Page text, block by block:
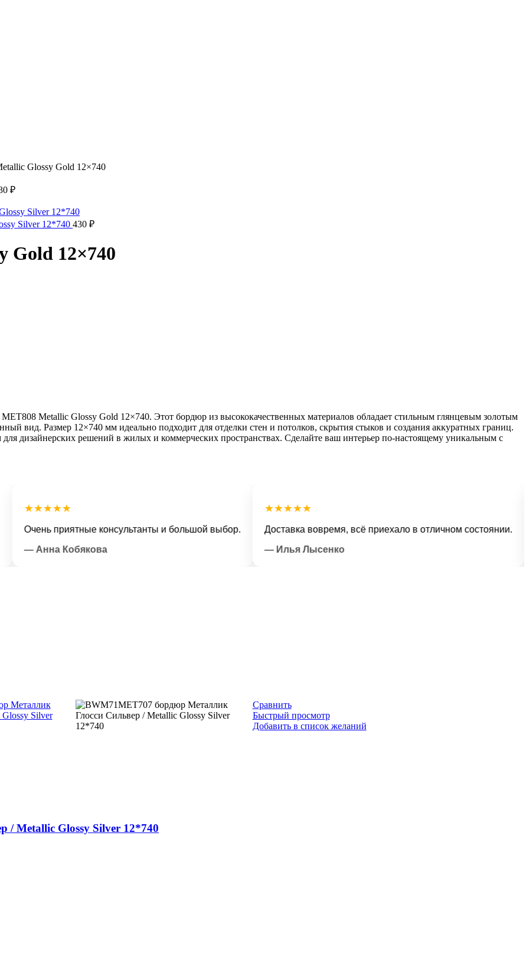
Glossy Gold 12×740
₽
Silver 12*740 430 ₽
Gold 12×740
Metallic Glossy Gold 12×740. Этот бордюр из высококачественных материалов обладает стильным глянцевым золотым
вид. Размер 12×740 мм идеально подходит для отделки стен и потолков, скрытия стыков и создания аккуратных границ.
дизайнерских решений в жилых и коммерческих пространствах. Сделайте ваш интерьер по-настоящему уникальным с
сервис
★★★★★
приятные консультанты и большой выбор.
— Анна Кобякова
★★★★★
Доставка вовремя, всё приехало в отличном состоянии.
— Илья Лысенко
Сравнить
Быстрый просмотр
Добавить в список желаний
/ Metallic Glossy Silver 12*740